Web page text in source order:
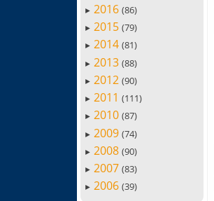
► 2016 (86)
► 2015 (79)
► 2014 (81)
► 2013 (88)
► 2012 (90)
► 2011 (111)
► 2010 (87)
► 2009 (74)
► 2008 (90)
► 2007 (83)
► 2006 (39)